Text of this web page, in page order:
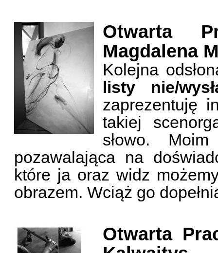
Otwarta
Magdalena
Kolejna
listy nie/
zaprezentuję
takiej
słowo.
pozawalająca na
które ja oraz widz
obrazem. Wciąż go
Otwarta